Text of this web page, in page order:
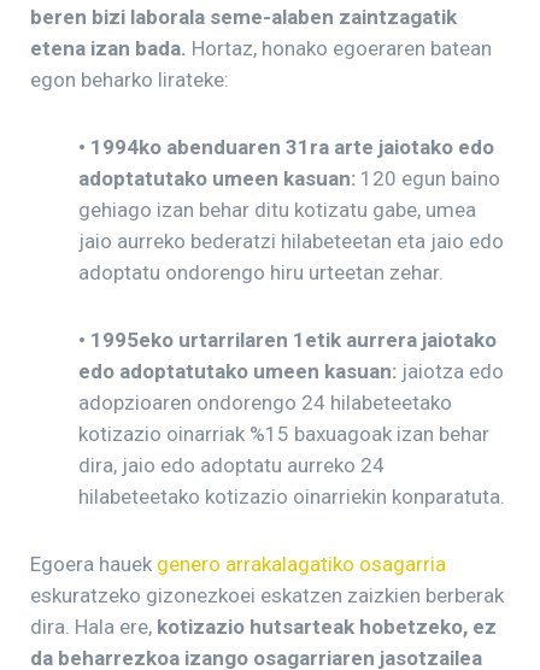
beren bizi laborala seme-alaben zaintzagatik
etena izan bada. Hortaz, honako egoeraren batean
egon beharko lirateke:
• 1994ko abenduaren 31ra arte jaiotako edo
adoptatutako umeen kasuan: 120 egun baino
gehiago izan behar ditu kotizatu gabe, umea
jaio aurreko bederatzi hilabeteetan eta jaio edo
adoptatu ondorengo hiru urteetan zehar.
• 1995eko urtarrilaren 1etik aurrera jaiotako
edo adoptatutako umeen kasuan: jaiotza edo
adopzioaren ondorengo 24 hilabeteetako
kotizazio oinarriak %15 baxuagoak izan behar
dira, jaio edo adoptatu aurreko 24
hilabeteetako kotizazio oinarriekin konparatuta.
Egoera hauek genero arrakalagatiko osagarria
eskuratzeko gizonezkoei eskatzen zaizkien berberak
dira. Hala ere, kotizazio hutsarteak hobetzeko, ez
da beharrezkoa izango osagarriaren jasotzailea